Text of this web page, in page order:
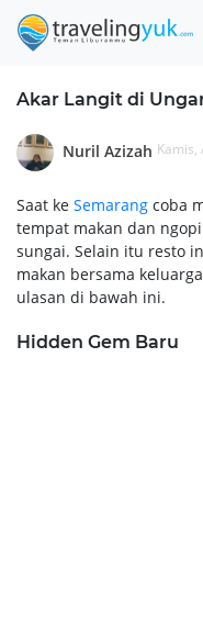
Akar Langit di
Nuril Azizah Kamis,
Saat ke Semarang coba
tempat makan dan
sungai. Selain itu resto
makan bersama
ulasan di bawah ini.
Hidden Gem Baru